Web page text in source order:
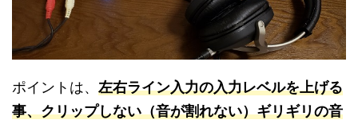
ポイントは、 左右ライン入力の入力レベルを上げる
事、クリップしない（音が割れない）ギリギリの音